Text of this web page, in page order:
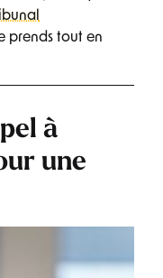
prends tout en
à
une